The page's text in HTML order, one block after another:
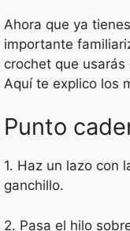
Ahora que ya
importante
crochet que
Aquí te explico los
Punto
1. Haz un lazo con
ganchillo.
2. Pasa el hilo